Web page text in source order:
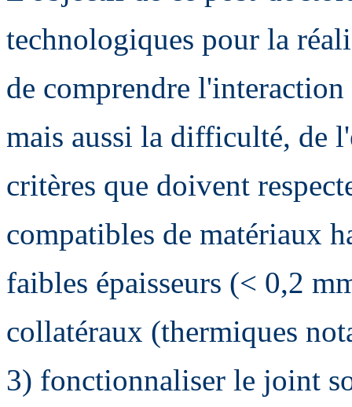
technologiques pour la
de comprendre
mais aussi la difficulté, de
critères que doivent
compatibles de matériaux
faibles épaisseurs (< 0,2
collatéraux (thermiques
3) fonctionnaliser le joint